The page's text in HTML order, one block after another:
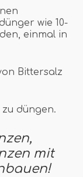
wie 10-
einmal in
Bittersalz
zu düngen.
mit